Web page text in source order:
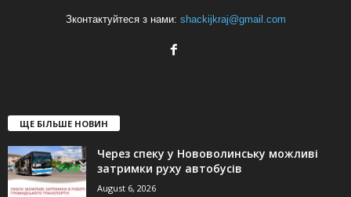
Зконтактуйтеся з нами: shackijkraj@gmail.com
ЩЕ БІЛЬШЕ НОВИН
Через спеку у Нововолинську можливі
затримки руху автобусів
August 6, 2026